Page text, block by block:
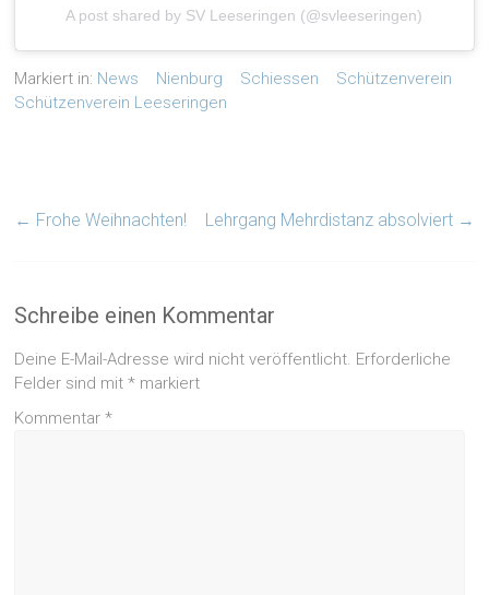
A post shared by SV Leeseringen (@svleeseringen)
Markiert in: News Nienburg Schiessen
Schützenverein
Schützenverein Leeseringen
← Frohe Weihnachten! Lehrgang Mehrdistanz absolviert →
Schreibe einen Kommentar
Deine E-Mail-Adresse wird nicht veröffentlicht. Erforderliche
Felder sind mit* markiert
Kommentar*